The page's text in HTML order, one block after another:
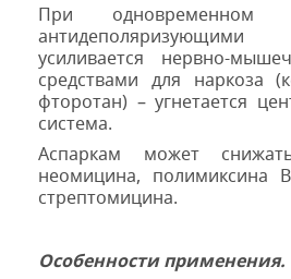
При одновременном
антидеполяризующими
усиливается нервно-
средствами для наркоза
фторотан) – угнетается
система.
Аспаркам может
неомицина, полимиксина
стрептомицина.
Особенности применения.